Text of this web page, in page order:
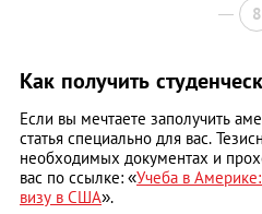
8
Как получить
Если вы мечтаете заполучить
статья специально для вас.
необходимых документах и
вас по ссылке: «Учеба в
визу в США».